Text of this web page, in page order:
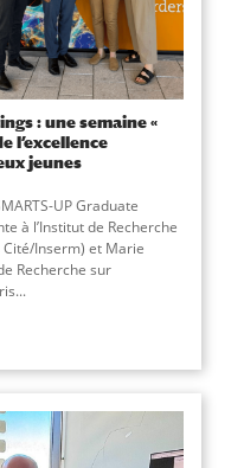
: une semaine «
l’excellence
jeunes
UP Graduate
à l’Institut de Recherche
Cité/Inserm) et Marie
Recherche sur